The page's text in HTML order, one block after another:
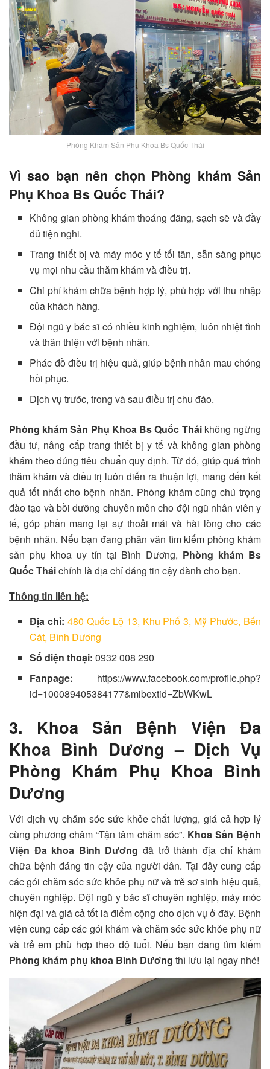
Phòng Khám Sản Phụ Khoa Bs Quốc Thái
Vì sao bạn nên chọn Phòng khám Sản
Phụ Khoa Bs Quốc Thái?
Không gian phòng khám thoáng đãng, sạch sẽ và đầy
đủ tiện nghi.
Trang thiết bị và máy móc y tế tối tân, sẵn sàng phục
vụ mọi nhu cầu thăm khám và điều trị.
Chi phí khám chữa bệnh hợp lý, phù hợp với thu nhập
của khách hàng.
Đội ngũ y bác sĩ có nhiều kinh nghiệm, luôn nhiệt tình
và thân thiện với bệnh nhân.
Phác đồ điều trị hiệu quả, giúp bệnh nhân mau chóng
hồi phục.
Dịch vụ trước, trong và sau điều trị chu đáo.
Phòng khám Sản Phụ Khoa Bs Quốc Tháikhông ngừng
đầu tư, nâng cấp trang thiết bị y tế và không gian phòng
khám theo đúng tiêu chuẩn quy định. Từ đó, giúp quá trình
thăm khám và điều trị luôn diễn ra thuận lợi, mang đến kết
quả tốt nhất cho bệnh nhân. Phòng khám cũng chú trọng
đào tạo và bồi dưỡng chuyên môn cho đội ngũ nhân viên y
tế, góp phần mang lại sự thoải mái và hài lòng cho các
bệnh nhân. Nếu bạn đang phân vân tìm kiếm phòng khám
sản phụ khoa uy tín tại Bình Dương, Phòng khám Bs
Quốc Tháichính là địa chỉ đáng tin cậy dành cho bạn.
Thông tin liên hệ:
Địa chỉ: 480 Quốc Lộ 13, Khu Phố 3, Mỹ Phước, Bến
Cát, Bình Dương
Số điện thoại: 0932 008 290
Fanpage:
https://www.facebook.com/profile.php?
id=100089405384177&mibextid=ZbWKwL
3. Khoa Sản Bệnh Viện Đa
Khoa Bình Dương – Dịch Vụ
Phòng Khám Phụ Khoa Bình
Dương
Với dịch vụ chăm sóc sức khỏe chất lượng, giá cả hợp lý
cùng phương châm “Tận tâm chăm sóc”. Khoa Sản Bệnh
Viện Đa khoa Bình Dương đã trở thành địa chỉ khám
chữa bệnh đáng tin cậy của người dân. Tại đây cung cấp
các gói chăm sóc sức khỏe phụ nữ và trẻ sơ sinh hiệu quả,
chuyên nghiệp. Đội ngũ y bác sĩ chuyên nghiệp, máy móc
hiện đại và giá cả tốt là điểm cộng cho dịch vụ ở đây. Bệnh
viện cung cấp các gói khám và chăm sóc sức khỏe phụ nữ
và trẻ em phù hợp theo độ tuổi. Nếu bạn đang tìm kiếm
Phòng khám phụ khoa Bình Dương thì lưu lại ngay nhé!